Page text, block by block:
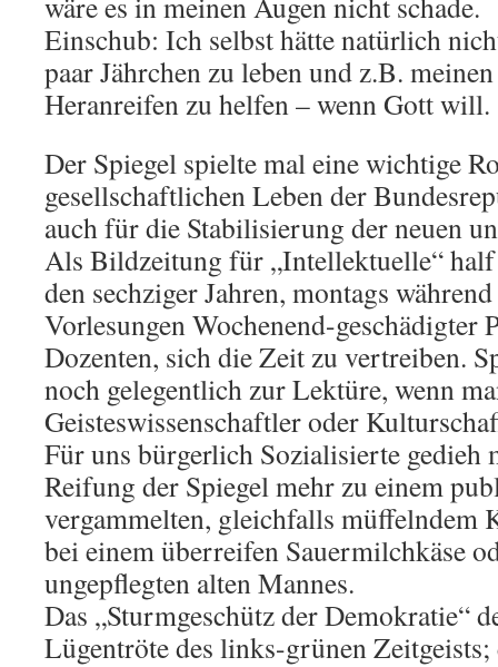
Einschub: Ich selbst hätte natürlich
paar Jährchen zu leben und z.B.
Heranreifen zu helfen – wenn Gott will.
Der Spiegel spielte mal eine wichtige
gesellschaftlichen Leben der
auch für die Stabilisierung der neuen
Als Bildzeitung für „Intellektuelle“ half
den sechziger Jahren, montags
Vorlesungen Wochenend-geschädigter
Dozenten, sich die Zeit zu vertreiben.
noch gelegentlich zur Lektüre, wenn
Geisteswissenschaftler oder
Für uns bürgerlich Sozialisierte gedieh
Reifung der Spiegel mehr zu einem
vergammelten, gleichfalls müffelndem
bei einem überreifen Sauermilchkäse
ungepflegten alten Mannes.
Das „Sturmgeschütz der Demokratie“
Lügentröte des links-grünen